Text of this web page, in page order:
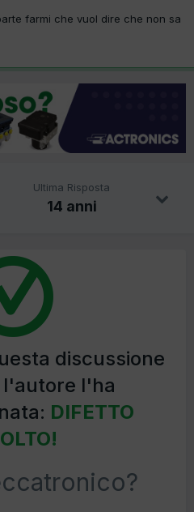
farmi che vuol dire che non sa
Ultima Risposta
14 anni
discussione
l'autore l'ha
DIFETTO